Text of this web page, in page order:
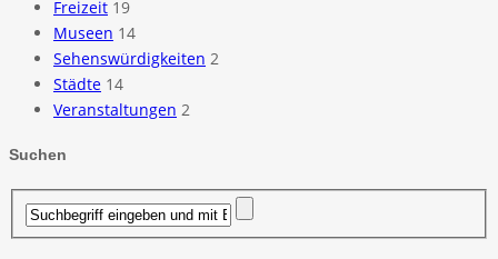
Freizeit 19
Museen 14
Sehenswürdigkeiten 2
Städte 14
Veranstaltungen 2
Suchen